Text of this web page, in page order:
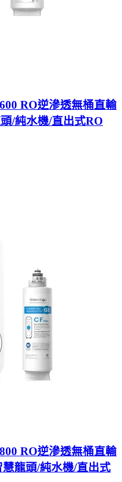
RO逆滲透無桶直輸
/純水機/直出式RO
RO逆滲透無桶直輸
龍頭/純水機/直出式